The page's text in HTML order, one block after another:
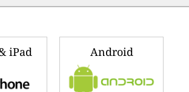
iPad Android